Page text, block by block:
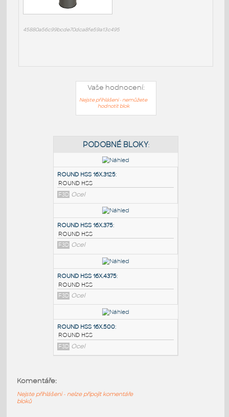
45880a56c99bcde70dca8fe59a13c495
Vaše hodnocení:
Nejste přihlášeni - nemůžete
hodnotit blok
PODOBNÉ BLOKY
ROUND HSS 16X.3125:
ROUND HSS
F3D Ocel
ROUND HSS 16X.375
ROUND HSS
F3D Ocel
Ocel
Komentáře:
Nejste přihlášeni - nelze připojit komentáře
bloků